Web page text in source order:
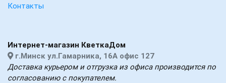
Контакты
Интернет-магазин КветкаДом
г.Минск ул.Гамарника, 16А офис 127
Доставка курьером и отгрузка из офиса производится по
согласованию с покупателем.